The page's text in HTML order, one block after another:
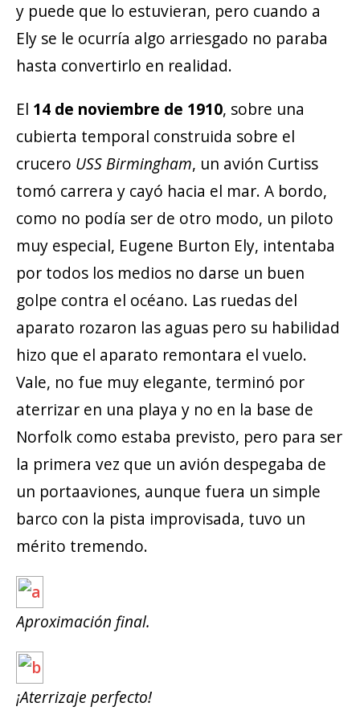
y puede que lo estuvieran, pero cuando a
Ely se le ocurría algo arriesgado no paraba
hasta convertirlo en realidad.
El 14 de noviembre de 1910, sobre una
cubierta temporal construida sobre el
crucero USS Birmingham, un avión Curtiss
tomó carrera y cayó hacia el mar. A bordo,
como no podía ser de otro modo, un piloto
muy especial, Eugene Burton Ely, intentaba
por todos los medios no darse un buen
golpe contra el océano. Las ruedas del
aparato rozaron las aguas pero su habilidad
hizo que el aparato remontara el vuelo.
Vale, no fue muy elegante, terminó por
aterrizar en una playa y no en la base de
Norfolk como estaba previsto, pero para ser
la primera vez que un avión despegaba de
un portaaviones, aunque fuera un simple
barco con la pista improvisada, tuvo un
mérito tremendo.
Aproximación final.
¡Aterrizaje perfecto!